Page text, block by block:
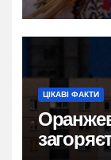
ЦІКАВІ ФАКТИ